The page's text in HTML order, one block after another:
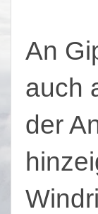
An
auch
der